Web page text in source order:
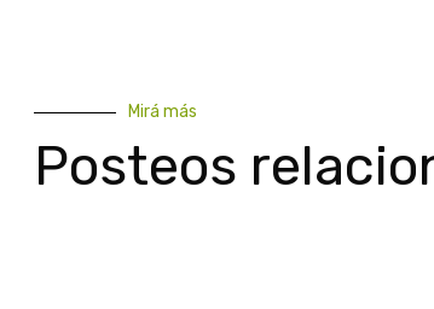
Mirá más
Posteos